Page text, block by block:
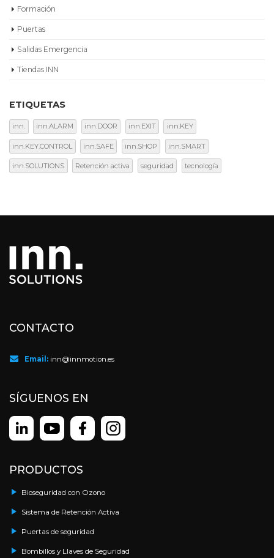
Formación
Puertas
Salidas Emergencia
Tiendas INN
ETIQUETAS
inn. inn.ALARM inn.DOOR inn.EXIT inn.KEY
inn.KEY.CONTROL inn.SAFE inn.SHOP inn.SMART
inn.SOLUTIONS Retención activa seguridad tecnología
CONTACTO
Email: inn@innmotion.es
SÍGUENOS EN
PRODUCTOS
Bioseguridad con Ozono
Sistema de Retención Activa
Puertas de seguridad
Bombillos y Llaves de Seguridad